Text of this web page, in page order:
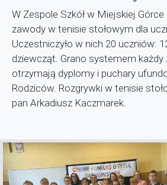
W Zespole Szkół w Miejskiej Górce
zawody w tenisie stołowym dla
Uczestniczyło w nich 20 uczniów:
dziewcząt. Grano systemem każdy
otrzymają dyplomy i puchary
Rodziców. Rozgrywki w tenisie
pan Arkadiusz Kaczmarek.